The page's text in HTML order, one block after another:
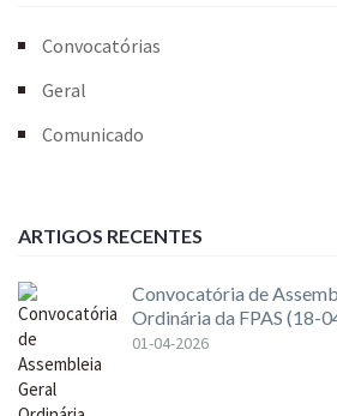
Convocatórias
Geral
Comunicado
ARTIGOS RECENTES
Convocatória de
Ordinária da FPAS (18-
01-04-2026